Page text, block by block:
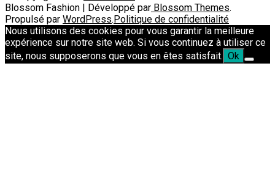
Blossom Fashion | Développé par Blossom Themes.
Propulsé par WordPress.Politique de confidentialité
Nous utilisons des cookies pour vous garantir la meilleure
expérience sur notre site web. Si vous continuez à utiliser ce
site, nous supposerons que vous en êtes satisfait. Ok